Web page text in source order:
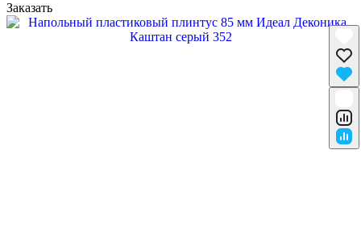
Заказать